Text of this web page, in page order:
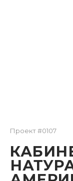
Проект #0107